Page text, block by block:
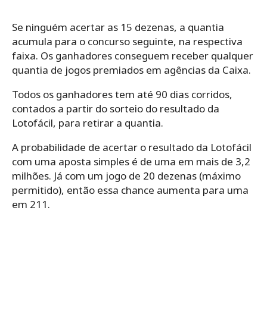
Se ninguém acertar as 15 dezenas, a quantia
acumula para o concurso seguinte, na respectiva
faixa. Os ganhadores conseguem receber qualquer
quantia de jogos premiados em agências da Caixa.
Todos os ganhadores tem até 90 dias corridos,
contados a partir do sorteio do resultado da
Lotofácil, para retirar a quantia.
A probabilidade de acertar o resultado da Lotofácil
com uma aposta simples é de uma em mais de 3,2
milhões. Já com um jogo de 20 dezenas (máximo
permitido), então essa chance aumenta para uma
em 211.